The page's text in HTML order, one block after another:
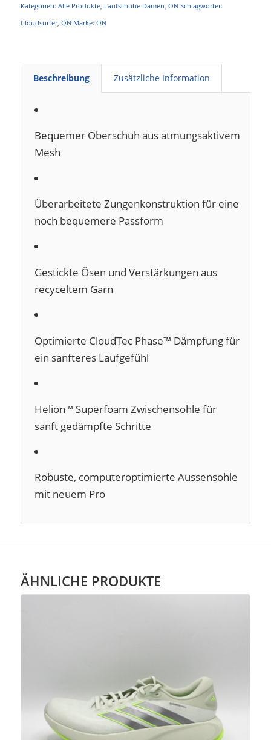
Kategorien: Alle Produkte, Laufschuhe Damen ON Schlagwörter:
Cloudsurfer, ON Marke: ON
Beschreibung Zusätzliche Information
Bequemer Oberschuh aus atmungsaktivem
Mesh
Überarbeitete Zungenkonstruktion für eine
noch bequemere Passform
Gestickte Ösen und Verstärkungen aus
recyceltem Garn
Optimierte CloudTec Phase™ Dämpfung für
ein sanfteres Laufgefühl
Helion™ Superfoam Zwischensohle für
sanft gedämpfte Schritte
Robuste, computeroptimierte Aussensohle
mit neuem Pro
ÄHNLICHE PRODUKTE